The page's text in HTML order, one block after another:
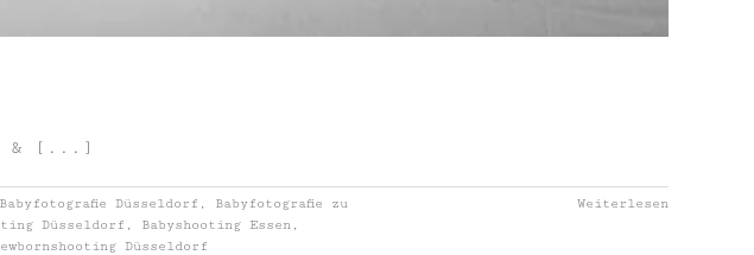
& [...]
Babyfotografie Düsseldorf , Babyfotografie zu
Düsseldorf , Babyshooting Essen ,
Düsseldorf
Weiterlesen